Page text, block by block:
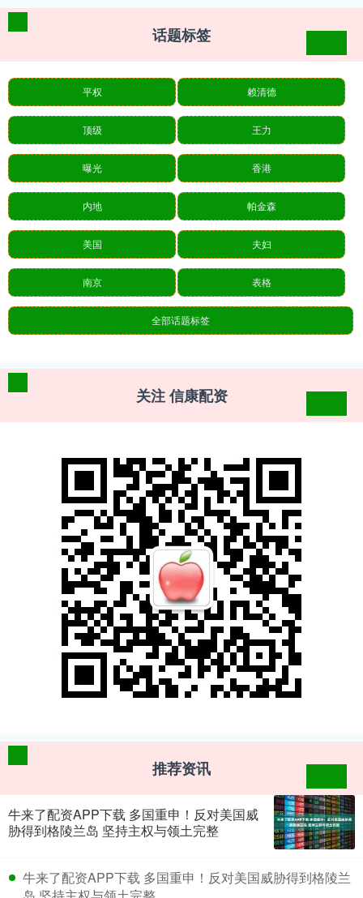
话题标签
平权 赖清德
顶级 王力
曝光 香港
内地 帕金森
美国 夫妇
南京 表格
全部话题标签
关注 信康配资
推荐资讯
牛来了配资APP下载 多国重申！反对美国威
胁得到格陵兰岛 坚持主权与领土完整
​牛来了配资APP下载 多国重申！反对美国威胁得到格陵兰